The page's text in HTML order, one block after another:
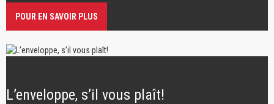
POUR EN SAVOIR PLUS
L’enveloppe, s’il vous plaît!